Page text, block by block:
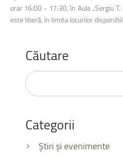
orar 16:00 - 17:30, în Aula „Sergiu
este liberă, în limita locurilor
Căutare
Căutare
...
Categorii
Știri și evenimente